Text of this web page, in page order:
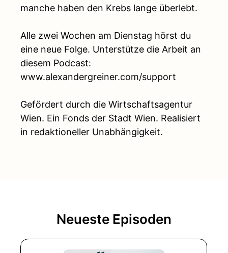
manche haben den Krebs lange überlebt.
Alle zwei Wochen am Dienstag hörst du
eine neue Folge. Unterstütze die Arbeit an
diesem Podcast:
www.alexandergreiner.com/support
Gefördert durch die Wirtschaftsagentur
Wien. Ein Fonds der Stadt Wien. Realisiert
in redaktioneller Unabhängigkeit.
Neueste Episoden